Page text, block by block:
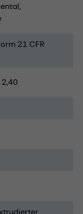
21 CFR
2,40